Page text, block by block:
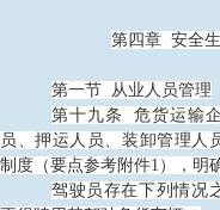
第四章 安全
第一节 从业人员管理
第十九条
危货运输
员、押运人员、装卸管理人
制度（要点参考附件1），明
驾驶员存在下列情况